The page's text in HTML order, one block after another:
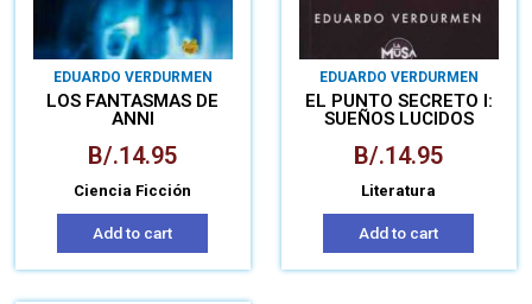
EDUARDO VERDURMEN
LOS FANTASMAS DE
ANNI
B/.14.95
Ciencia Ficción
Add to cart
EDUARDO VERDURMEN
EL PUNTO SECRETO I:
SUEÑOS LUCIDOS
B/.14.95
Literatura
Add to cart